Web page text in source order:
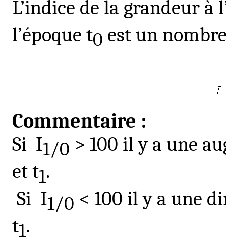
L’indice de la grandeur à
l’époque t0 est un
Commentaire :
Si I1/0 > 100 il y a une
et t1.
Si I1/0 < 100 il y a une
t1.